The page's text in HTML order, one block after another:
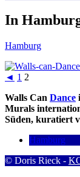
In
Hamburg
◄ 1 2
Walls Can Dance
Murals
Süden, kuratiert
Hamburg
© Doris Rieck -